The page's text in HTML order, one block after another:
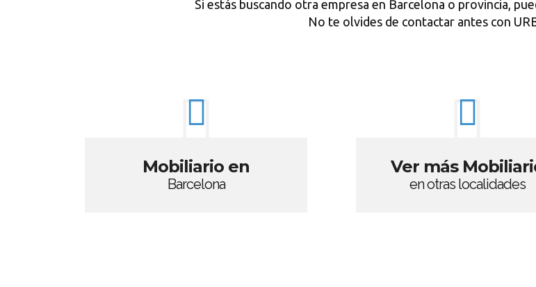
Si estás buscando otra empresa en Barcelona o provincia,
No te olvides de contactar antes con
Mobiliario en
Barcelona
Ver más
en otras localidades